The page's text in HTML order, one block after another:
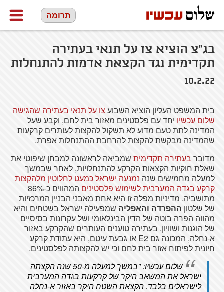
תרומה
בג"צ הוציא צו על תנאי בעתירה
תקדימית נגד הקצאת אדמות להתנחלות
10.2.22
בית המשפט העליון הוציא השבוע צו על תנאי בעתירה שהגישה
שלום עכשיו יחד עם פלסטינים מאזור בית לחם, וקבע שעל
המדינה לתת טעם מדוע לא תשקול להקצות לעותרים קרקעות
שהמדינה מבקשת להקצות להרחבת ההתנחלות אפרת.
מדובר בעתירה תקדימיתשמביאה לראשונה למבחן שיפוטי את
שאלת חוקיות הקצאות הקרקע להתנחלויות, לאחר שבמשך
למעלה מחמישים שנה נמנעה ישראל כמעט לחלוטין מלהקצות
קרקע בגדה המערבית לשימוש פלסטינים
המהווים כ-86%
מתושביה. מדיניות מפלה זו היא אחת מאבני הבניין המרכזיות
של שלטון ההפרדה והאפליה שמפעילה ישראל בשטחים והיא
מהווה הפרה בוטה של הדין הבינלאומי ושל עקרונות בסיסיים
של הוגנות ושוויון. בעתירה טוענים העותרים שהקרקע באזור
א-נחלה, המכונה גם E2 או גבעת עיטם, היא עתודת קרקע
חיונית לפיתוח אזור בית לחם וכי יש להקצותה לפלסטינים.
שלום עכשיו: "במשך למעלה מ-50 שנה הקצתה
ישראל את המשאב היקר של קרקעות בגדה המערבית
לישראלים בלבד. הקצאת השטח היקר באזור א-נחלה